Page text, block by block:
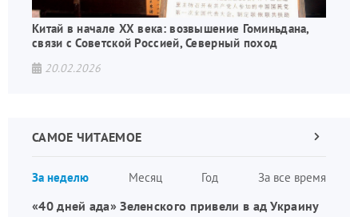
Китай в начале XX века: возвышение Гоминьдана,
связи с Советской Россией, Северный поход
20.02.2026
САМОЕ ЧИТАЕМОЕ
За неделю Месяц Год За все время
Следующая
«40 дней ада» Зеленского привели в ад Украину